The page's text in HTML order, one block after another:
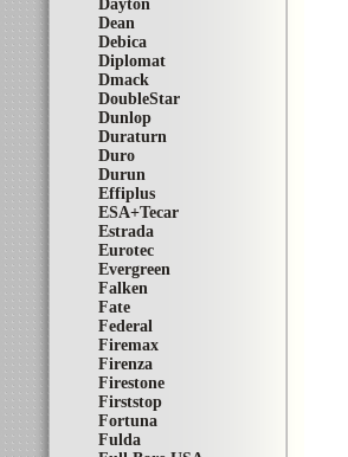
Dayton
Dean
Debica
Diplomat
Dmack
DoubleStar
Dunlop
Duraturn
Duro
Durun
Effiplus
ESA+Tecar
Estrada
Eurotec
Evergreen
Falken
Fate
Federal
Firemax
Firenza
Firestone
Firststop
Fortuna
Fulda